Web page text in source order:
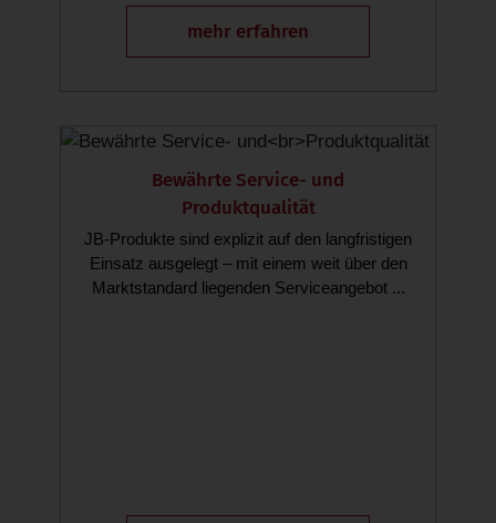
mehr erfahren
Bewährte Service- und
Produktqualität
JB-Produkte sind explizit auf den langfristigen
Einsatz ausgelegt – mit einem weit über den
Marktstandard liegenden Serviceangebot ...